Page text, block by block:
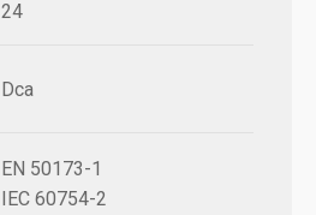
24
Dca
EN 50173-1
IEC 60754-2